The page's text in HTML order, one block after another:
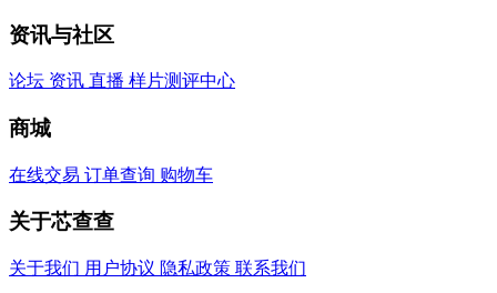
资讯与社区
论坛 资讯 直播 样片测评中心
商城
在线交易 订单查询 购物车
关于芯查查
关于我们 用户协议 隐私政策 联系我们